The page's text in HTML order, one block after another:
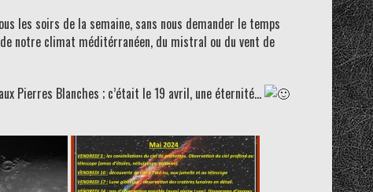
les soirs de la semaine, sans nous demander le temps
notre climat méditérranéen, du mistral ou du vent de
Pierres Blanches ; c’était le 19 avril, une éternité…